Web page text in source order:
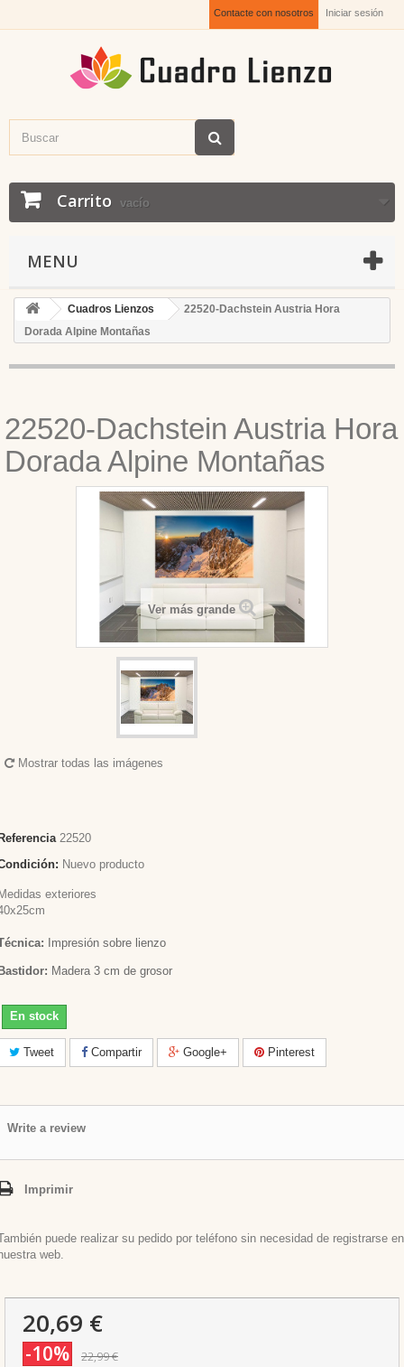
Iniciar sesión
Contacte con nosotros
Carrito vacío
MENU
Cuadros Lienzos
22520-Dachstein Austria Hora
Dorada Alpine Montañas
22520-Dachstein Austria Hora
Dorada Alpine Montañas
Ver más grande
Mostrar todas las imágenes
22520
Nuevo producto
exteriores
Impresión sobre lienzo
Madera 3 cm de grosor
En stock
Tweet Compartir Google+ Pinterest
Write a review
Imprimir
puede realizar su pedido por teléfono sin necesidad de registrarse en
web.
20,69 €
-10% 22,99 €